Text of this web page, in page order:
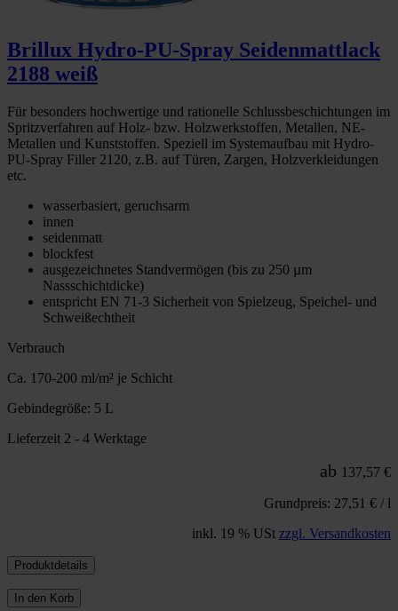
Brillux Hydro-PU-Spray Seidenmattlack
2188 weiß
Für besonders hochwertige und rationelle Schlussbeschichtungen im
Spritzverfahren auf Holz- bzw. Holzwerkstoffen, Metallen, NE-
Metallen und Kunststoffen. Speziell im Systemaufbau mit Hydro-
PU-Spray Filler 2120, z.B. auf Türen, Zargen, Holzverkleidungen
etc.
wasserbasiert, geruchsarm
innen
seidenmatt
blockfest
ausgezeichnetes Standvermögen (bis zu 250 µm
Nassschichtdicke)
entspricht EN 71-3 Sicherheit von Spielzeug, Speichel- und
Schweißechtheit
Verbrauch
Ca. 170-200 ml/m² je Schicht
Gebindegröße: 5 L
Lieferzeit 2 - 4 Werktage
ab 137,57 €
Grundpreis: 27,51 € / l
inkl. 19 % USt zzgl. Versandkosten
Produktdetails
In den Korb